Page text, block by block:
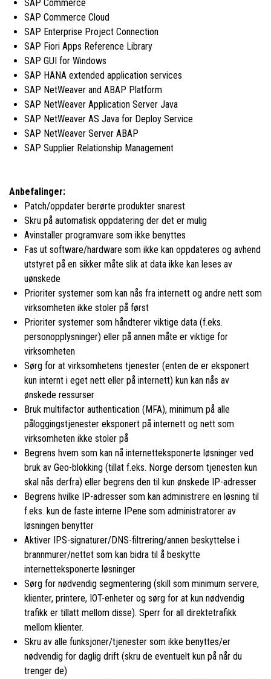
SAP Commerce
SAP Commerce Cloud
SAP Enterprise Project Connection
SAP Fiori Apps Reference Library
SAP GUI for Windows
SAP HANA extended application services
SAP NetWeaver and ABAP Platform
SAP NetWeaver Application Server Java
SAP NetWeaver AS Java for Deploy Service
SAP NetWeaver Server ABAP
SAP Supplier Relationship Management
Anbefalinger:
Patch/oppdater berørte produkter snarest
Skru på automatisk oppdatering der det er mulig
Avinstaller programvare som ikke benyttes
Fas ut software/hardware som ikke kan oppdateres og avhend
utstyret på en sikker måte slik at data ikke kan leses av
uønskede
Prioriter systemer som kan nås fra internett og andre nett som
virksomheten ikke stoler på først
Prioriter systemer som håndterer viktige data (f.eks.
personopplysninger) eller på annen måte er viktige for
virksomheten
Sørg for at virksomhetens tjenester (enten de er eksponert
kun internt i eget nett eller på internett) kun kan nås av
ønskede ressurser
Bruk multifactor authentication (MFA), minimum på alle
påloggingstjenester eksponert på internett og nett som
virksomheten ikke stoler på
Begrens hvem som kan nå internetteksponerte løsninger ved
bruk av Geo-blokking (tillat f.eks. Norge dersom tjenesten kun
skal nås derfra) eller begrens den til kun ønskede IP-adresser
Begrens hvilke IP-adresser som kan administrere en løsning til
f.eks. kun de faste interne IPene som administratorer av
løsningen benytter
Aktiver IPS-signaturer/DNS-filtrering/annen beskyttelse i
brannmurer/nettet som kan bidra til å beskytte
internetteksponerte løsninger
Sørg for nødvendig segmentering (skill som minimum servere,
klienter, printere, IOT-enheter og sørg for at kun nødvendig
trafikk er tillatt mellom disse). Sperr for all direktetrafikk
mellom klienter.
Skru av alle funksjoner/tjenester som ikke benyttes/er
nødvendig for daglig drift (skru de eventuelt kun på når du
trenger de)